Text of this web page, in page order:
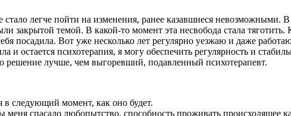
легче пойти на изменения, ранее казавшиеся невозможными.
закрытой темой. В какой-то момент эта несвобода стала
посадила. Вот уже несколько лет регулярно уезжаю и даже
остается психотерапия, я могу обеспечить регулярность и
решение лучше, чем выгоревший, подавленный психотерапевт.
следующий момент, как оно будет.
спасало любопытство, способность проживать происходящее